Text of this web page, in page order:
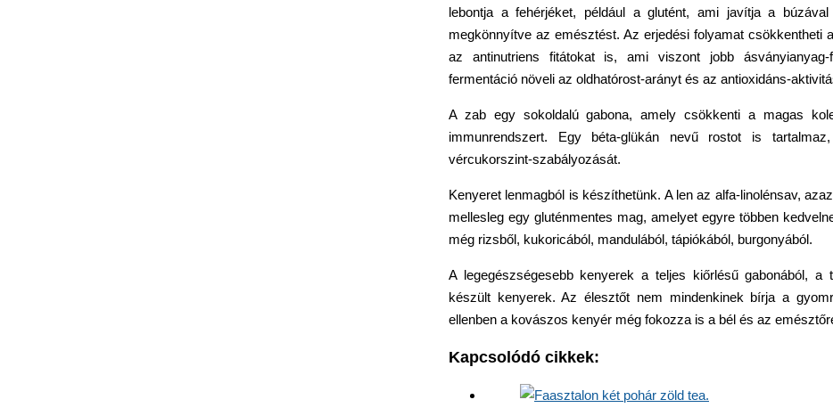
lebontja a fehérjéket, például a glutént, ami javítja a
megkönnyítve az emésztést. Az erjedési folyamat csökkentheti
az antinutriens fitátokat is, ami viszont jobb ásványianyag-
fermentáció növeli az oldhatórost-arányt és az antioxidáns-
A zab egy sokoldalú gabona, amely csökkenti a magas
immunrendszert. Egy béta-glükán nevű rostot is
vércukorszint-szabályozását.
Kenyeret lenmagból is készíthetünk. A len az alfa-linolénsav,
mellesleg egy gluténmentes mag, amelyet egyre többen
még rizsből, kukoricából, mandulából, tápiókából, burgonyából.
A legegészségesebb kenyerek a teljes kiőrlésű gabonából,
készült kenyerek. Az élesztőt nem mindenkinek bírja a
ellenben a kovászos kenyér még fokozza is a bél és az
Kapcsolódó cikkek: